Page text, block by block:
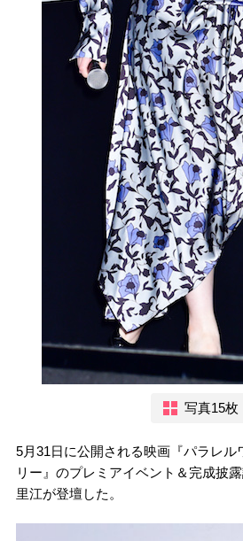
写真15枚
5月31日に公開される映画『パラレル
リー』のプレミアイベント＆完成披
里江が登壇した。